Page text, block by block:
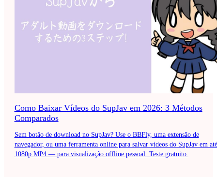
Como Baixar Vídeos do SupJav em 2026: 3 Métodos
Comparados
Sem botão de download no SupJav? Use o BBFly, uma extensão de
navegador, ou uma ferramenta online para salvar vídeos do SupJav em até
1080p MP4 — para visualização offline pessoal. Teste gratuito.